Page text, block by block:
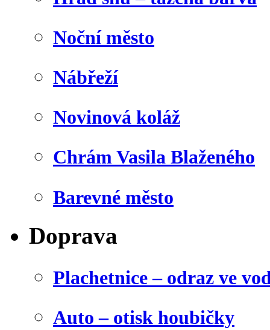
Noční město
Nábřeží
Novinová koláž
Chrám Vasila Blaženého
Barevné město
Doprava
Plachetnice – odraz ve
Auto – otisk houbičky